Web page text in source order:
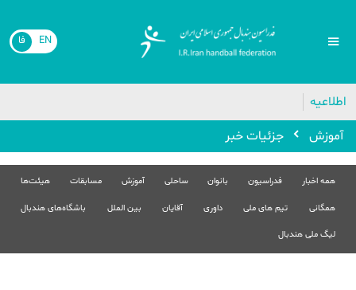
EN فا
اطلاعیه
🔴
آموزش
جزئیات خبر
همه اخبار فدراسیون بانوان ساحلی آموزش مسابقات هیئت‌ها
همگانی تیم های ملی داوری آقایان بین الملل باشگاه‌های هندبال
لیگ ملی هندبال